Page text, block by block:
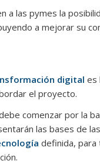
a las pymes la
a mejorar su
digital es
el proyecto.
comenzar por la
las bases de
definida, para